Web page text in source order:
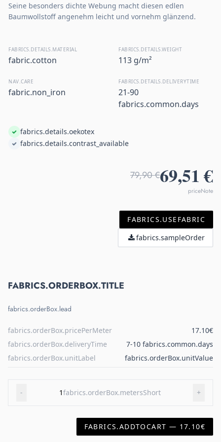
Seine besonders dichte Webung macht diesen edlen
Baumwollstoff angenehm leicht und vornehm glänzend.
FABRICS.DETAILS.MATERIAL
fabric.cotton
FABRICS.DETAILS.WEIGHT
113 g/m²
NAV.CARE
fabric.non_iron
FABRICS.DETAILS.DELIVERYTIME
21-90
fabrics.common.days
fabrics.details.oekotex
fabrics.details.contrast_available
79,90 €69,51 €
priceNote
FABRICS.USEFABRIC
fabrics.sampleOrder
FABRICS.ORDERBOX.TITLE
fabrics.orderBox.lead
fabrics.orderBox.pricePerMeter
17.10€
fabrics.orderBox.deliveryTime
7-10 fabrics.common.days
fabrics.orderBox.unitLabel
fabrics.orderBox.unitValue
- 1fabrics.orderBox.metersShort +
FABRICS.ADDTOCART — 17.10€